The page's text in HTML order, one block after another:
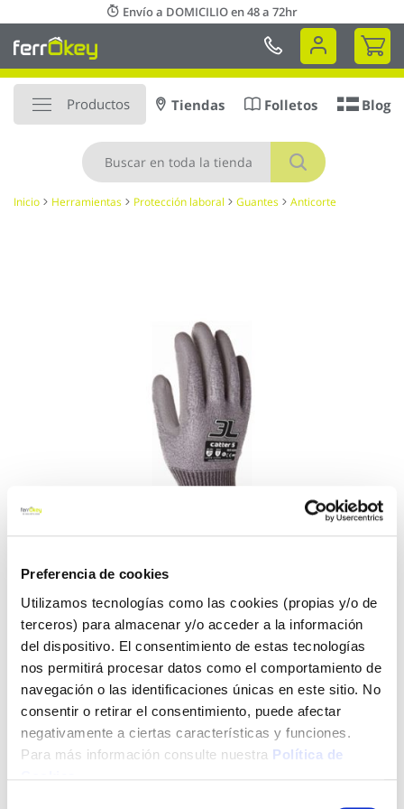
Preferencia de cookies
Utilizamos tecnologías como las cookies (propias y/o de
terceros) para almacenar y/o acceder a la información
del dispositivo. El consentimiento de estas tecnologías
nos permitirá procesar datos como el comportamiento de
navegación o las identificaciones únicas en este sitio. No
consentir o retirar el consentimiento, puede afectar
negativamente a ciertas características y funciones.
Para más información consulte nuestra Política de
al
contenido
Envío a DOMICILIO en 48 a 72hr
Mi
Productos
Buscar
Tiendas Folletos Blog
Inicio Herramientas Protección laboral Guantes Anticorte
Guante anti-corte palma
poliuretano fibra vidrio
catter 5 3l wx-020 t9
3l Ref:CF-110603
Saltar
al
comienzo
la
galería
de
imágenes